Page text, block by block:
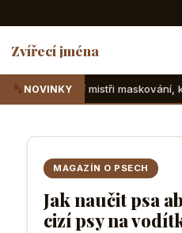
Zvířecí jména
NOVINKY
maskování, které v teráriu sotva
MAGAZÍN O PSECH
Jak naučit psa
cizí psy na